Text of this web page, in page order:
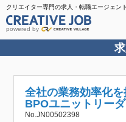
クリエイター専門の求人・転職エージェント
powered by
全社の業務効率化
BPOユニットリー
No.JN00502398